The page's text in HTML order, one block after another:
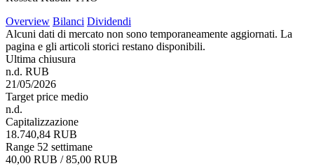
Overview Bilanci Dividendi
Alcuni dati di mercato non sono temporaneamente aggiornati. La
pagina e gli articoli storici restano disponibili.
Ultima chiusura
n.d. RUB
21/05/2026
Target price medio
n.d.
Capitalizzazione
18.740,84 RUB
Range 52 settimane
40,00 RUB / 85,00 RUB